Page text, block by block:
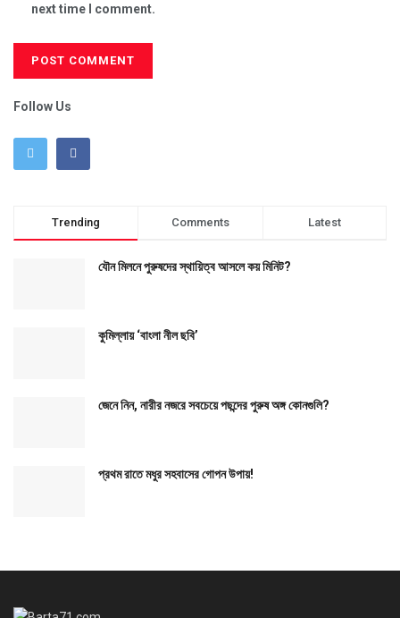
next time I comment.
Follow Us
Trending Comments Latest
যৌন মিলনে পুরুষদের স্থায়িত্ব আসলে কয় মিনিট?
কুমিল্লায় ‘বাংলা নীল ছবি’
জেনে নিন, নারীর নজরে সবচেয়ে পছন্দের পুরুষ অঙ্গ কোনগুলি?
প্রথম রাতে মধুর সহবাসের গোপন উপায়!